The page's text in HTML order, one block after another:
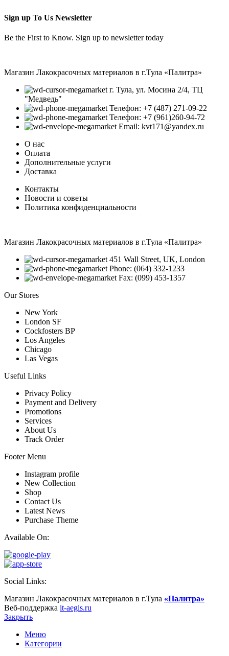
Sign up To Us Newsletter
Be the First to Know. Sign up to newsletter today
Магазин Лакокрасочных материалов в г.Тула «Палитра»
г. Тула, ул. Мосина 2/4, ТЦ
"Медведь"
Телефон: +7 (487) 271-09-22
Телефон: +7 (961)260-94-72
Email: kvt171@yandex.ru
О нас
Оплата
Дополнительные услуги
Доставка
Контакты
Новости и советы
Политика конфиденциальности
Магазин Лакокрасочных материалов в г.Тула «Палитра»
451 Wall Street, UK, London
Phone: (064) 332-1233
Fax: (099) 453-1357
Our Stores
New York
London SF
Cockfosters BP
Los Angeles
Chicago
Las Vegas
Useful Links
Privacy Policy
Payment and Delivery
Promotions
Services
About Us
Track Order
Footer Menu
Instagram profile
New Collection
Shop
Contact Us
Latest News
Purchase Theme
Available On:
Social Links:
Магазин Лакокрасочных материалов в г.Тула «Палитра»
Веб-поддержка it-aegis.ru
Закрыть
Меню
Категории